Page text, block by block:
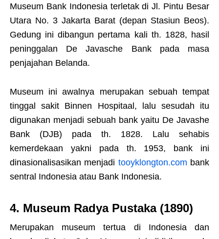
Museum Bank Indonesia terletak di Jl. Pintu Besar
Utara No. 3 Jakarta Barat (depan Stasiun Beos).
Gedung ini dibangun pertama kali th. 1828, hasil
peninggalan De Javasche Bank pada masa
penjajahan Belanda.
Museum ini awalnya merupakan sebuah tempat
tinggal sakit Binnen Hospitaal, lalu sesudah itu
digunakan menjadi sebuah bank yaitu De Javashe
Bank (DJB) pada th. 1828. Lalu sehabis
kemerdekaan yakni pada th. 1953, bank ini
dinasionalisasikan menjadi tooyklongton.com bank
sentral Indonesia atau Bank Indonesia.
4. Museum Radya Pustaka (1890)
Merupakan museum tertua di Indonesia dan